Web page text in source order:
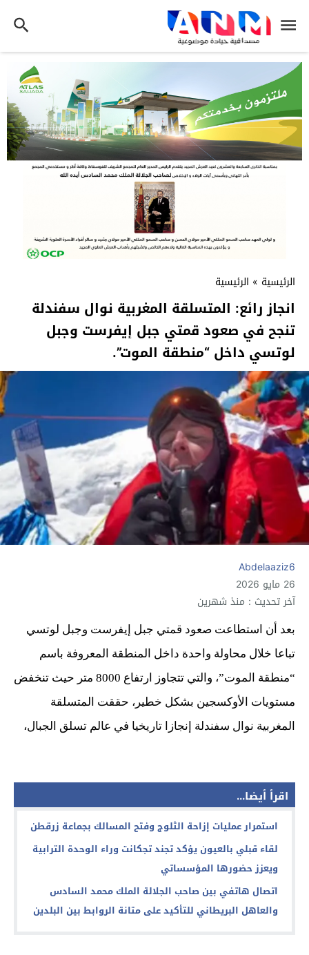
الرئيسية » الرئيسية
انجاز رائع: المتسلقة المغربية نوال سفندلة
تنجح في صعود قمتي جبل إيفرست وجبل
لوتسي داخل “منطقة الموت”.
Abdelaaziz6
26 مايو 2026
آخر تحديث : منذ شهرين
بعد أن استطاعت صعود قمتي جبل إيفرست وجبل لوتسي
تباعا خلال محاولة واحدة داخل المنطقة المعروفة باسم
“منطقة الموت”، والتي تتجاوز ارتفاع 8000 متر حيث تنخفض
مستويات الأوكسجين بشكل خطير، حققت المتسلقة
المغربية نوال سفندلة إنجازا تاريخيا في عالم تسلق الجبال،
اقرأ أيضا...
استمرار عمليات إزاحة الثلوج وفتح المسالك بجماعة زرقطن
لقاء قبلي بالعيون يؤكد تجند تجكانت وراء الوحدة الترابية
ويعزز حضورها المؤسساتي
اتصال هاتفي بين صاحب الجلالة الملك محمد السادس
والعاهل البريطاني للتأكيد على متانة الروابط بين البلدين